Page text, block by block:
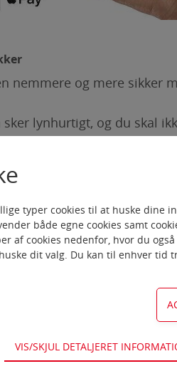
nemmere og mere sikker
sker lynhurtigt, og du skal
i Apps
i onlinebutikker og
fordi du ikke længere skal
kommer igang i denne lille
apple-pay/#film-
typer cookies til at huske dine
både egne cookies samt
af cookies nedenfor, hvor du
dit valg. Du kan til enhver tid
hjemmesidens grundlæggende
VIS/SKJUL DETALJERET